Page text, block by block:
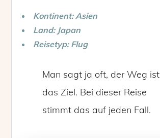
Kontinent: Asien
Land: Japan
Reisetyp: Flug
Man sagt ja oft, der Weg ist
das Ziel. Bei dieser Reise
stimmt das auf jeden Fall.